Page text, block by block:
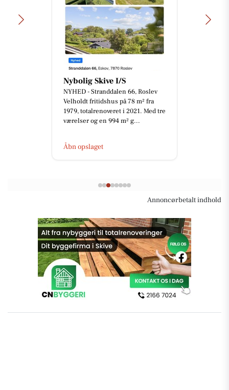
Nybolig Skive I/S
NYHED - Stranddalen 66, Roslev
Velholdt fritidshus på 78 m² fra
1979, totalrenoveret i 2021. Med tre
værelser og en 994 m² g...
Åbn opslaget
Annoncørbetalt indhold